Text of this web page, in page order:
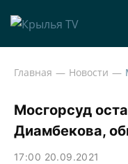
Главная Новости
Мосгорсуд
Диамбекова,
17:00 20.09.2021